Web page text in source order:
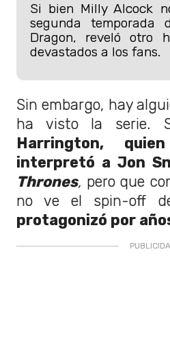
Si bien Milly Alcock
segunda temporada
Dragon, reveló otro
devastados a los fans.
Sin embargo, hay
ha visto la serie.
Harrington,
interpretó a Jon
Thrones, pero que
no ve el spin-off
protagonizó por